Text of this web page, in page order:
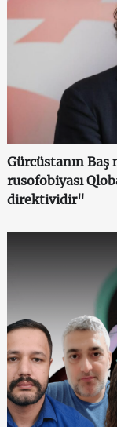
Gürcüstanın
rusofobiyası
direktividir"